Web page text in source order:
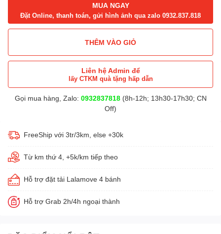
MUA NGAY
Đặt Online, thanh toán, gửi hình ảnh qua zalo 0932.837.818
THÊM VÀO GIỎ
Liên hệ Admin để
lấy CTKM quà tặng hấp dẫn
Gọi mua hàng, Zalo: 0932837818(8h-12h; 13h30-17h30; CN
Off)
FreeShip với 3tr/3km, else +30k
Từ km thứ 4, +5k/km tiếp theo
Hỗ trợ đặt tải Lalamove 4 bánh
Hỗ trợ Grab 2h/4h ngoại thành